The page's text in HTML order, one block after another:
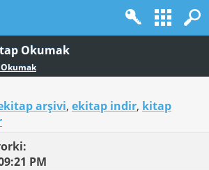
Okumak
arşivi, ekitap indir, kitap
PM